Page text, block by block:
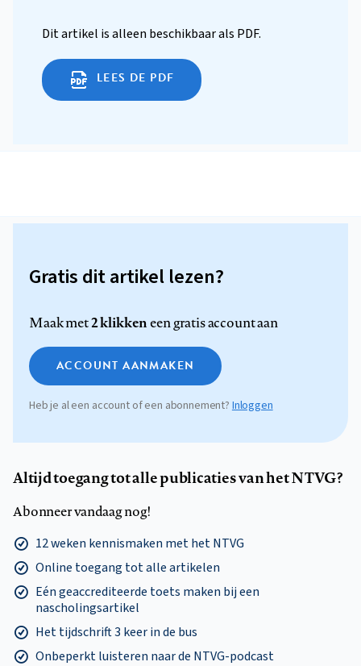
Dit artikel is alleen beschikbaar als PDF.
LEES DE PDF
Gratis dit artikel lezen?
Maak met2 klikkeneen gratis account aan
ACCOUNT AANMAKEN
Heb je al een account of een abonnement? Inloggen
Altijd toegang tot alle publicaties van het NTVG?
Abonneer vandaag nog!
12 weken kennismaken met het NTVG
Online toegang tot alle artikelen
Eén geaccrediteerde toets maken bij een
nascholingsartikel
Het tijdschrift 3 keer in de bus
Onbeperkt luisteren naar de NTVG-podcast